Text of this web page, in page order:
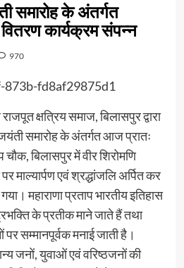
समारोह के अंतर्गत
कार्यक्रम संपन्न
970
क्षत्रिय समाज, बिलासपुर द्वारा
समारोह के अंतर्गत आज प्रातः
बिलासपुर में वीर शिरोमणि
माल्यार्पण एवं श्रद्धांजलि अर्पित कर
महाराणा प्रताप भारतीय इतिहास
के प्रतीक माने जाते हैं तथा
सम्मानपूर्वक मनाई जाती है।
जनों, युवाओं एवं वरिष्ठजनों की